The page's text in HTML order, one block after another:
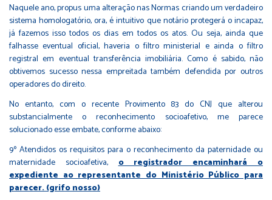
Naquele ano, propus uma alteração nas Normas criando um verdadeiro
sistema homologatório, ora, é intuitivo que notário protegerá o incapaz,
já fazemos isso todos os dias em todos os atos. Ou seja, ainda que
falhasse eventual oficial, haveria o filtro ministerial e ainda o filtro
registral em eventual transferência imobiliária. Como é sabido, não
obtivemos sucesso nessa empreitada também defendida por outros
operadores do direito.
No entanto, com o recente Provimento 83 do CNJ que alterou
substancialmente o reconhecimento socioafetivo, me parece
solucionado esse embate, conforme abaixo:
9º Atendidos os requisitos para o reconhecimento da paternidade ou
maternidade socioafetiva,o registrador encaminhará o
expediente ao representante do Ministério Público para
parecer. (grifo nosso)